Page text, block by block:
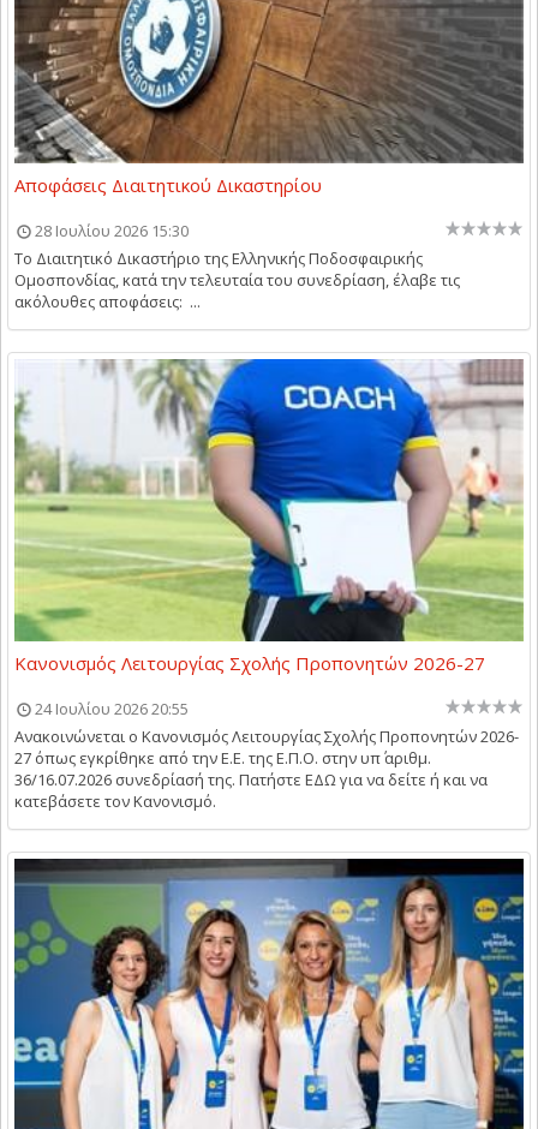
Αποφάσεις Διαιτητικού Δικαστηρίου
28 Ιουλίου 2026 15:30
Το Διαιτητικό Δικαστήριο της Ελληνικής Ποδοσφαιρικής
Ομοσπονδίας, κατά την τελευταία του συνεδρίαση, έλαβε τις
ακόλουθες αποφάσεις: ...
Κανονισμός Λειτουργίας Σχολής Προπονητών 2026-27
24 Ιουλίου 2026 20:55
Ανακοινώνεται ο Κανονισμός Λειτουργίας Σχολής Προπονητών 2026-
27 όπως εγκρίθηκε από την Ε.Ε. της Ε.Π.Ο. στην υπ΄ αριθμ.
36/16.07.2026 συνεδρίασή της. Πατήστε ΕΔΩ για να δείτε ή και να
κατεβάσετε τον Κανονισμό.